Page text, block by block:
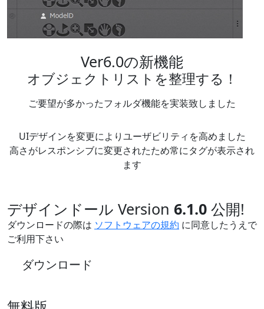
Ver6.0の新機能
オブジェクトリストを整理する！
ご要望が多かったフォルダ機能を実装致しました
UIデザインを変更によりユーザビリティを高めました
高さがレスポンシブに変更されたため常にタグが表示され
ます
デザインドール Version 6.1.0 公開!
ダウンロードの際は ソフトウェアの規約 に同意したうえで
ご利用下さい
ダウンロード